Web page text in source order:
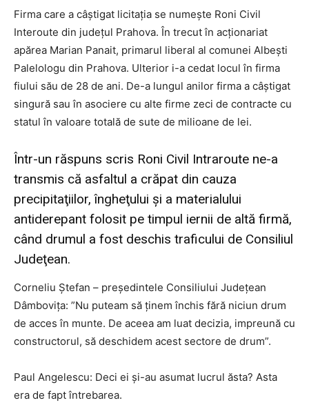
Firma care a câştigat licitaţia se numeşte Roni Civil
Interoute din judeţul Prahova. În trecut în acţionariat
apărea Marian Panait, primarul liberal al comunei Albeşti
Palelologu din Prahova. Ulterior i-a cedat locul în firma
fiului său de 28 de ani. De-a lungul anilor firma a câştigat
singură sau în asociere cu alte firme zeci de contracte cu
statul în valoare totală de sute de milioane de lei.
Într-un răspuns scris Roni Civil Intraroute ne-a
transmis că asfaltul a crăpat din cauza
precipitaţiilor, îngheţului şi a materialului
antiderepant folosit pe timpul iernii de altă firmă,
când drumul a fost deschis traficului de Consiliul
Judeţean.
Corneliu Ştefan – preşedintele Consiliului Judeţean
Dâmboviţa: ”Nu puteam să ţinem închis fără niciun drum
de acces în munte. De aceea am luat decizia, impreună cu
constructorul, să deschidem acest sectore de drum”.
Paul Angelescu: Deci ei şi-au asumat lucrul ăsta? Asta
era de fapt întrebarea.